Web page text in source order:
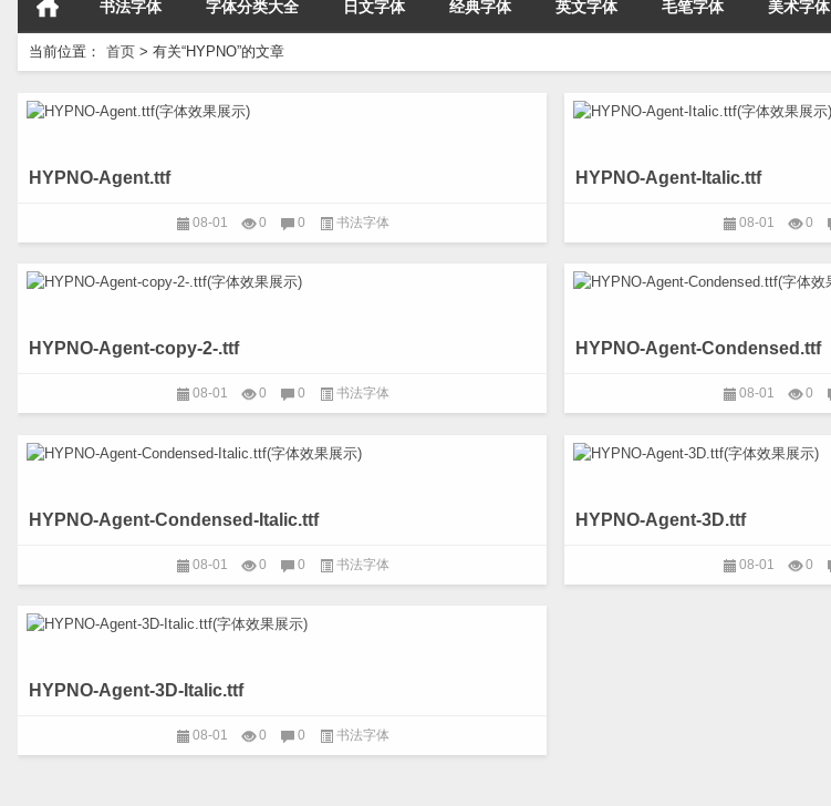
书法字体 字体分类大全 日文字体 经典字体 英文字体 毛笔字体 美术字体
当前位置： 首页 > 有关“HYPNO”的文章
HYPNO-Agent.ttf
08-01 0 0 书法字体
HYPNO-Agent-Italic.ttf
08-01 0
HYPNO-Agent-copy-2-.ttf
08-01 0 0 书法字体
HYPNO-Agent-Condensed.ttf
08-01 0
HYPNO-Agent-Condensed-Italic.ttf
08-01 0 0 书法字体
HYPNO-Agent-3D.ttf
08-01 0
HYPNO-Agent-3D-Italic.ttf
08-01 0 0 书法字体